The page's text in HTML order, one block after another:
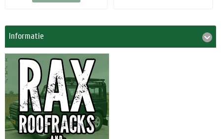
Informatie